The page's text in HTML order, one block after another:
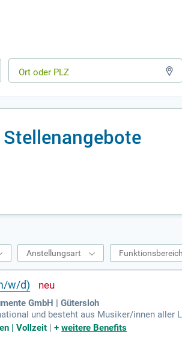
Anstellungsart Funktionsbereich
w/d)
GmbH | Gütersloh
und besteht aus Musiker/innen aller
| Vollzeit |+weitere Benefits